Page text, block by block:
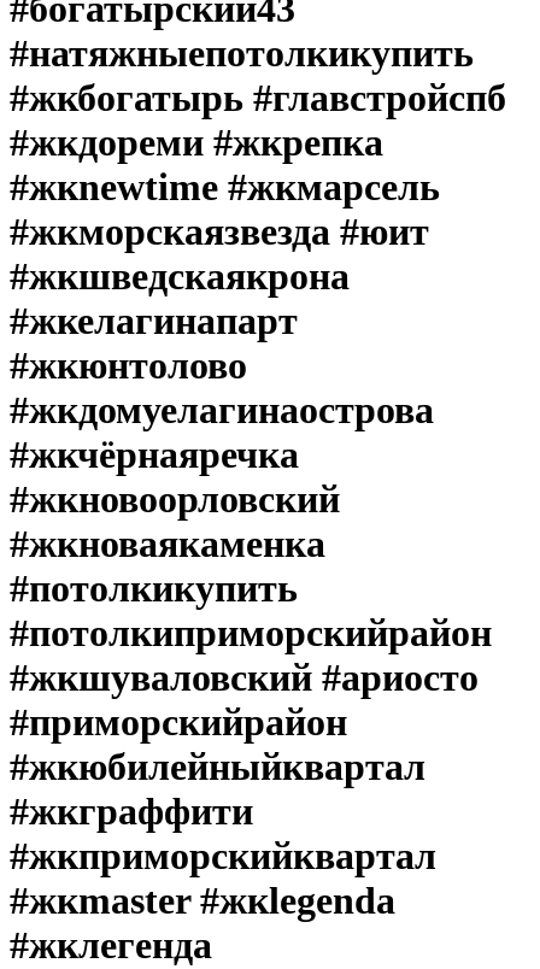
#натяжныепотолкикупить
#жкбогатырь #главстройспб
#жкдореми #жкрепка
#жкnewtime #жкмарсель
#жкморскаязвезда #юит
#жкшведскаякрона
#жкелагинапарт
#жкюнтолово
#жкдомуелагинаострова
#жкчёрнаяречка
#жкновоорловский
#жкноваякаменка
#потолкикупить
#потолкиприморскийрайон
#жкшуваловский #ариосто
#приморскийрайон
#жкюбилейныйквартал
#жкграффити
#жкприморскийквартал
#жкmaster #жкlegenda
#жклегенда